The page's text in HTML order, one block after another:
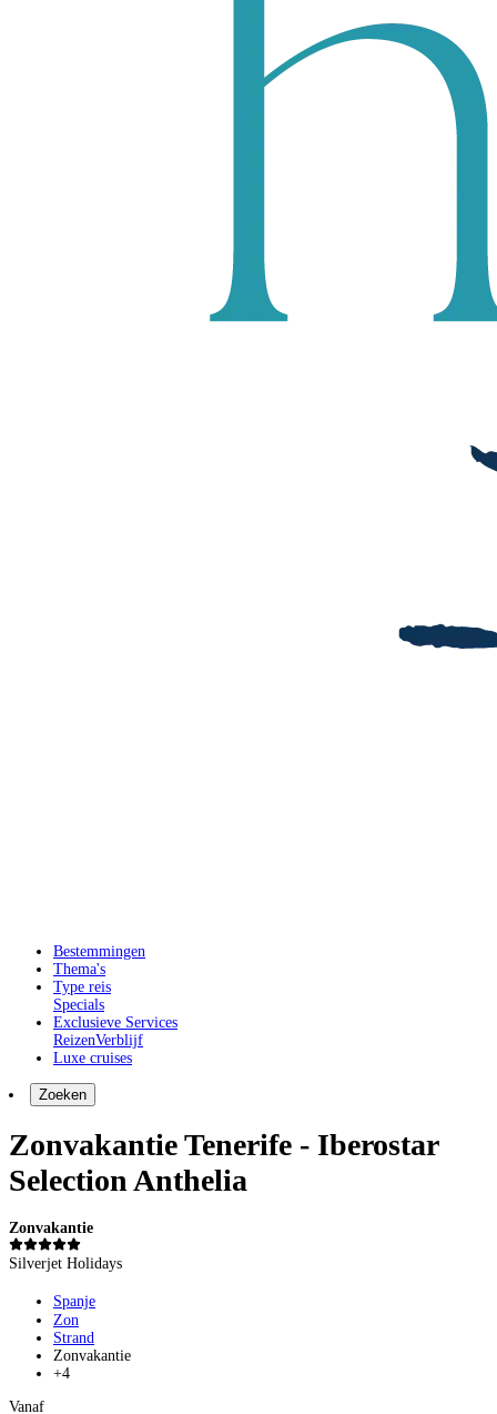
Bestemmingen
Thema's
Type reis
Specials
Exclusieve Services
ReizenVerblijf
Luxe cruises
Zoeken
Zonvakantie Tenerife - Iberostar
Selection Anthelia
Zonvakantie
Silverjet Holidays
Spanje
Zon
Strand
Zonvakantie
+4
Vanaf